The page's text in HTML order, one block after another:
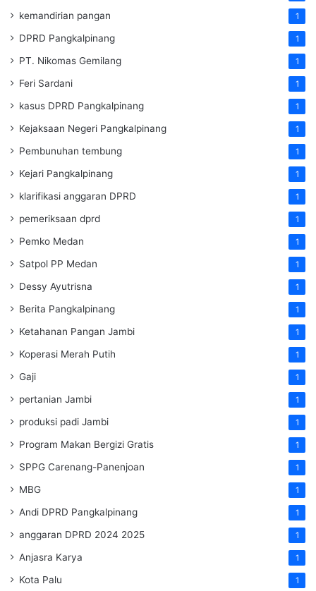
kemandirian pangan 1
DPRD Pangkalpinang 1
PT. Nikomas Gemilang 1
Feri Sardani 1
kasus DPRD Pangkalpinang 1
Kejaksaan Negeri Pangkalpinang 1
Pembunuhan tembung 1
Kejari Pangkalpinang 1
klarifikasi anggaran DPRD 1
pemeriksaan dprd 1
Pemko Medan 1
Satpol PP Medan 1
Dessy Ayutrisna 1
Berita Pangkalpinang 1
Ketahanan Pangan Jambi 1
Koperasi Merah Putih 1
Gaji 1
pertanian Jambi 1
produksi padi Jambi 1
Program Makan Bergizi Gratis 1
SPPG Carenang-Panenjoan 1
MBG 1
Andi DPRD Pangkalpinang 1
anggaran DPRD 2024 2025 1
Anjasra Karya 1
Kota Palu 1